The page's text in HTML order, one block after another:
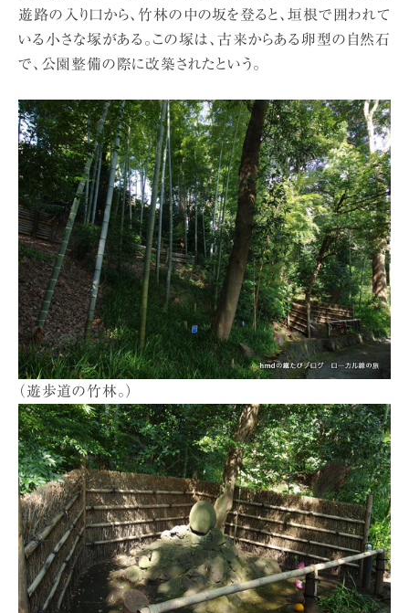
遊路の入り口から、竹林の中の坂を登ると、垣根で囲われて
いる小さな塚がある。この塚は、古来からある卵型の自然石
で、公園整備の際に改築されたという。
（遊歩道の竹林。）